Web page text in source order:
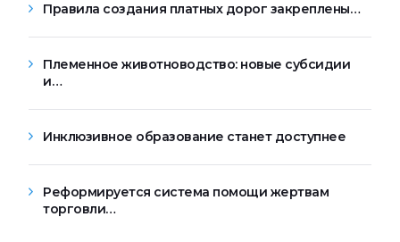
Правила создания платных дорог закреплены…
Племенное животноводство: новые субсидии
и…
Инклюзивное образование станет доступнее
Реформируется система помощи жертвам
торговли…